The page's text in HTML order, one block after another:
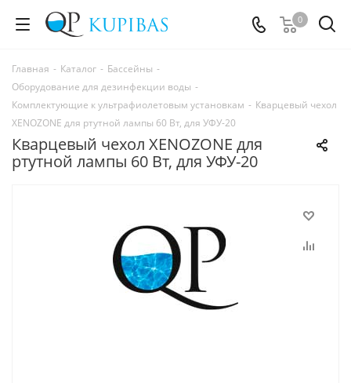
0
Главная - Каталог - Бассейны -
Оборудование для дезинфекции воды -
Комплектующие к ультрафиолетовым установкам - Кварцевый чехол
XENOZONE для ртутной лампы 60 Вт, для УФУ-20
Кварцевый чехол XENOZONE для
ртутной лампы 60 Вт, для УФУ-20